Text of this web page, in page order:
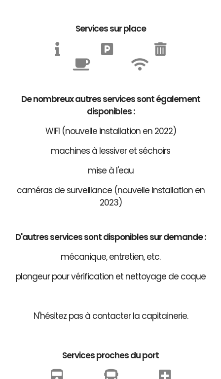
Services sur place
De nombreux autres services sont également
disponibles :
WIFI (nouvelle installation en 2022)
machines à lessiver et séchoirs
mise à l'eau
caméras de surveillance (nouvelle installation en
2023)
D'autres services sont disponibles sur demande :
mécanique, entretien, etc.
plongeur pour vérification et nettoyage de coque
N'hésitez pas à contacter la capitainerie.
Services proches du port